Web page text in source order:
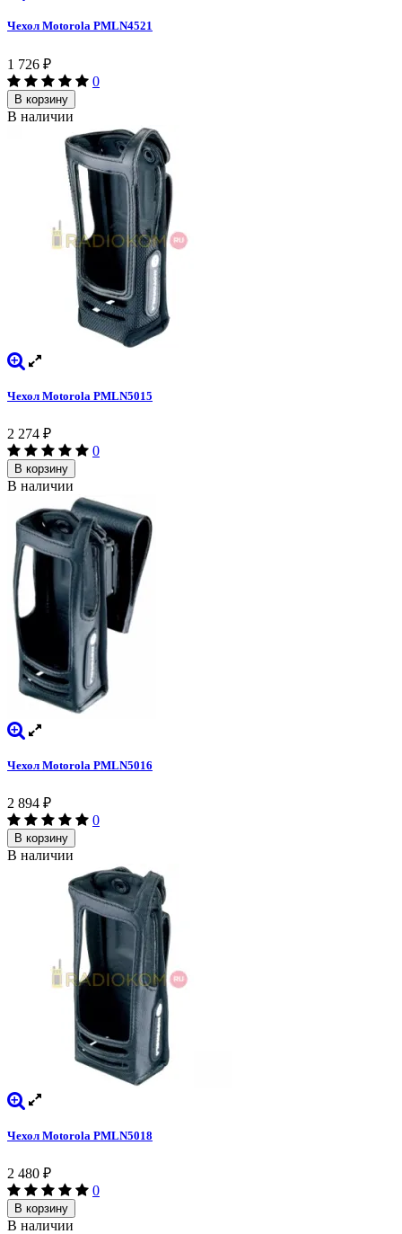
Чехол Motorola PMLN4521
1 726 ₽
0
В корзину
В наличии
Чехол Motorola PMLN5015
2 274 ₽
0
В корзину
В наличии
Чехол Motorola PMLN5016
2 894 ₽
0
В корзину
В наличии
Чехол Motorola PMLN5018
2 480 ₽
0
В корзину
В наличии